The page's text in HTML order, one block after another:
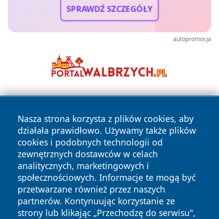
SPRAWDŹ SZCZEGÓŁY
autopromocja
Nasza strona korzysta z plików cookies, aby
działała prawidłowo. Używamy także plików
cookies i podobnych technologii od
zewnętrznych dostawców w celach
analitycznych, marketingowych i
społecznościowych. Informacje te mogą być
przetwarzane również przez naszych
partnerów. Kontynuując korzystanie ze
strony lub klikając „Przechodzę do serwisu",
Copyright © 2026 kochamsiedlce.pl Wszystkie prawa
zastrzeżone.
News Autorzy
Polityka
Prywatności
Polityka
Cookies